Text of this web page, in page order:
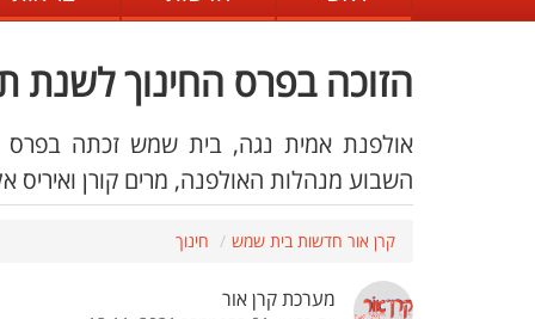
הזוכה בפרס החינוך
אולפנת אמית נגה, בית שמש זכתה
השבוע מנהלות האולפנה, מרים קורן ואיריס
קרן אור חדשות בית שמש חינוך
מערכת קרן אור
מצב שחור - לבן קביעת ניגודיות